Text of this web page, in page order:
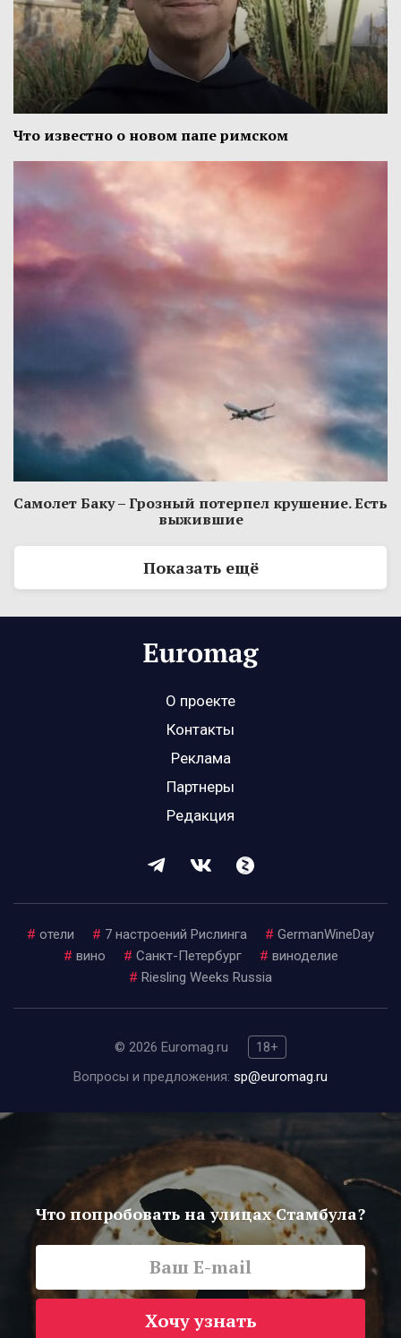
Что известно о новом папе римском
Самолет Баку – Грозный потерпел крушение. Есть
выжившие
Показать ещё
О проекте
Контакты
Реклама
Партнеры
Редакция
# отели # 7 настроений Рислинга # GermanWineDay
# вино # Санкт-Петербург # виноделие
# Riesling Weeks Russia
© 2026 Euromag.ru
18+
Вопросы и предложения: sp@euromag.ru
Что попробовать на улицах Стамбула?
Хочу узнать